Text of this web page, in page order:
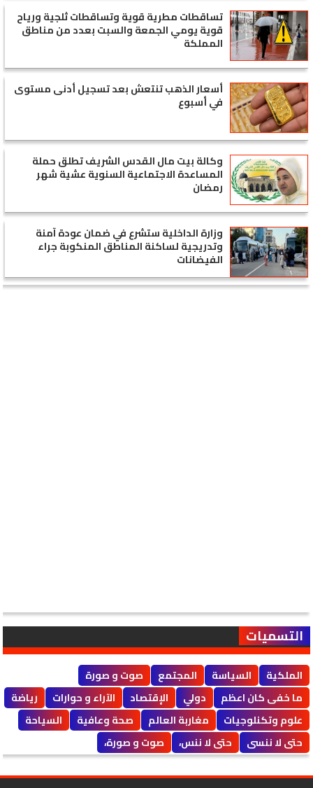
تساقطات مطرية قوية وتساقطات ثلجية ورياح
قوية يومي الجمعة والسبت بعدد من مناطق
المملكة
أسعار الذهب تنتعش بعد تسجيل أدنى مستوى
في أسبوع
وكالة بيت مال القدس الشريف تطلق حملة
المساعدة الاجتماعية السنوية عشية شهر
رمضان
وزارة الداخلية ستشرع في ضمان عودة آمنة
وتدريجية لساكنة المناطق المنكوبة جراء
الفيضانات
التسميات
الملكية السياسة المجتمع
صوت و صورة
ما خفى كان اعظم
دولي الإقتصاد الآراء و حوارات
رياضة
علوم وتكنلوجيات
مغاربة العالم صحة وعافية
السياحة
حتى لا ننسى
حتى لا ننس، صوت و صورة،